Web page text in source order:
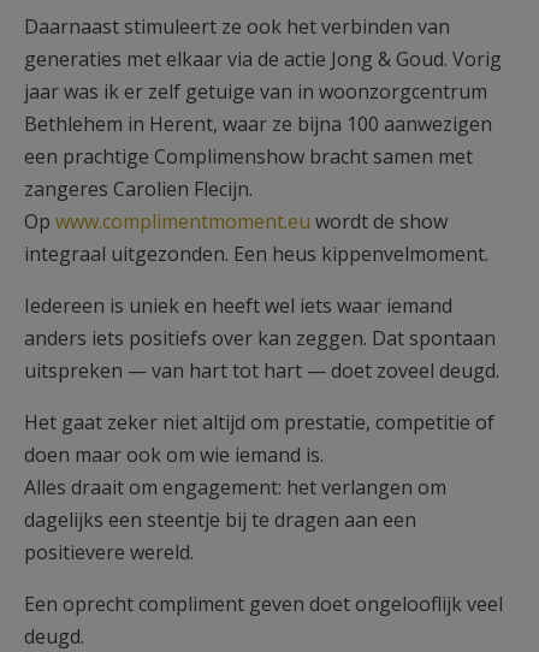
Daarnaast stimuleert ze ook het verbinden van
generaties met elkaar via de actie Jong & Goud. Vorig
jaar was ik er zelf getuige van in woonzorgcentrum
Bethlehem in Herent, waar ze bijna 100 aanwezigen
een prachtige Complimenshow bracht samen met
zangeres Carolien Flecijn.
Op www.complimentmoment.eu wordt de show
integraal uitgezonden. Een heus kippenvelmoment.
Iedereen is uniek en heeft wel iets waar iemand
anders iets positiefs over kan zeggen. Dat spontaan
uitspreken — van hart tot hart — doet zoveel deugd.
Het gaat zeker niet altijd om prestatie, competitie of
doen maar ook om wie iemand is.
Alles draait om engagement: het verlangen om
dagelijks een steentje bij te dragen aan een
positievere wereld.
Een oprecht compliment geven doet ongelooflijk veel
deugd.